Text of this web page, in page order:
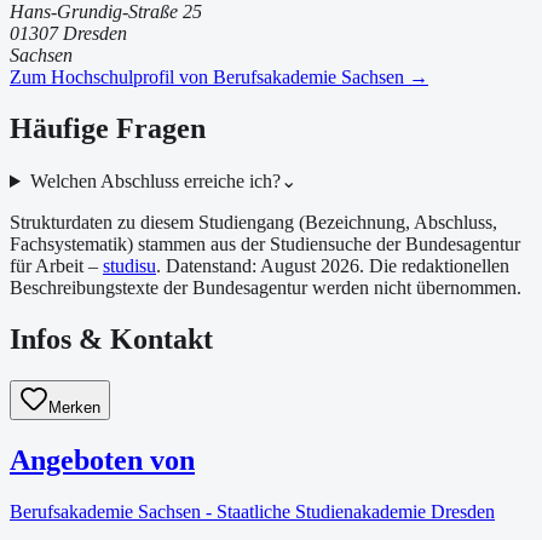
Hans-Grundig-Straße 25
01307 Dresden
Sachsen
Zum Hochschulprofil von Berufsakademie Sachsen →
Häufige Fragen
Welchen Abschluss erreiche ich?⌄
Strukturdaten zu diesem Studiengang (Bezeichnung, Abschluss,
Fachsystematik) stammen aus der Studiensuche der Bundesagentur
für Arbeit – studisu. Datenstand: August 2026. Die redaktionellen
Beschreibungstexte der Bundesagentur werden nicht übernommen.
Infos & Kontakt
Merken
Angeboten von
Berufsakademie Sachsen - Staatliche Studienakademie Dresden